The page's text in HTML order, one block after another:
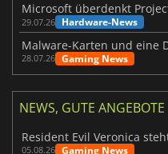
29.07.26 Hardware-News
28.07.26 Gaming News
NEWS, GUTE ANGEBOTE
05.08.26 Gaming News